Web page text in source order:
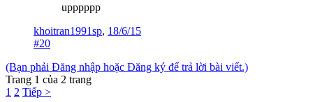
upppppp
khoitran1991sp, 18/6/15
#20
(Bạn phải Đăng nhập hoặc Đăng ký để trả lời bài viết.)
Trang 1 của 2 trang
1 2 Tiếp >